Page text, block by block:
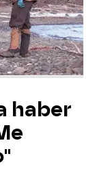
haber